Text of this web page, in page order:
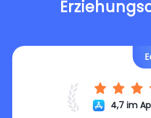
4,7 im